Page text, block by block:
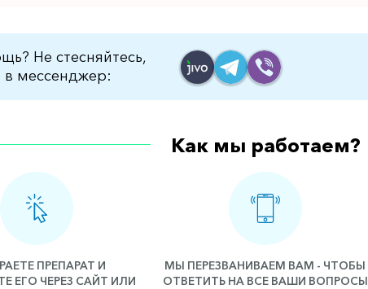
Не стесняйтесь,
мессенджер:
Как мы работаем?
ПРЕПАРАТ И
ЕГО ЧЕРЕЗ САЙТ ИЛИ
МЫ ПЕРЕЗВАНИВАЕМ ВАМ - ЧТОБЫ
ОТВЕТИТЬ НА ВСЕ ВАШИ ВОПРОСЫ